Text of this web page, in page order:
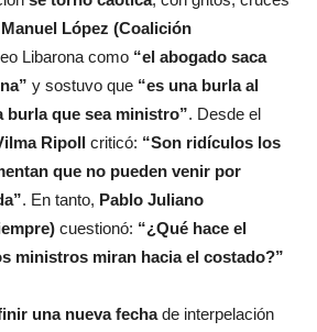
López (Coalición
Libarona como “el abogado saca
y sostuvo que “es una burla al
burla que sea ministro”. Desde el
Ripoll criticó: “Son ridículos los
que no pueden venir por
. En tanto, Pablo Juliano
cuestionó: “¿Qué hace el
ministros miran hacia el costado?”
una nueva fechade interpelación